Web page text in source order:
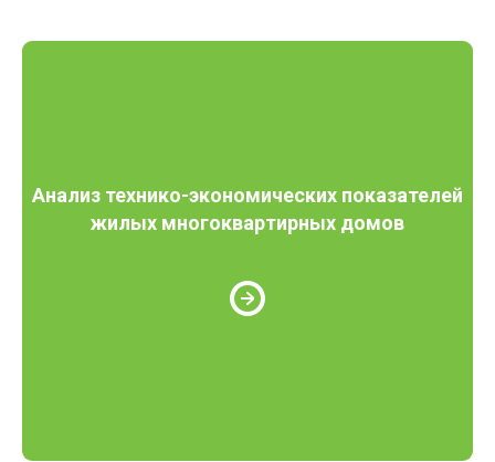
Анализ технико-экономических показателей
жилых многоквартирных домов